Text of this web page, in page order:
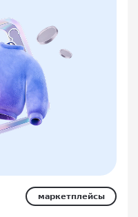
маркетплейсы